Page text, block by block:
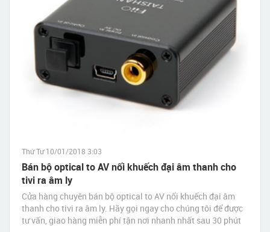
Thứ Tư 10/01/2018 3:03
Bán bộ optical to AV nối khuếch đại âm thanh cho
tivi ra âm ly
Cửa hàng chuyên bán bộ optical to AV nối khuếch đại âm
thanh cho tivi ra âm ly. Hãy gọi ngay cho chúng tôi để được
tư vấn, giao hàng miễn phí tận nơi nhanh nhất sau 30 phút